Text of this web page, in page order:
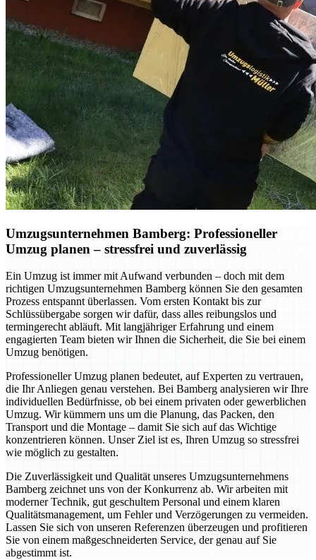
Umzugsunternehmen Bamberg: Professioneller
Umzug planen – stressfrei und zuverlässig
Ein Umzug ist immer mit Aufwand verbunden – doch mit dem
richtigen Umzugsunternehmen Bamberg können Sie den gesamten
Prozess entspannt überlassen. Vom ersten Kontakt bis zur
Schlüssübergabe sorgen wir dafür, dass alles reibungslos und
termingerecht abläuft. Mit langjähriger Erfahrung und einem
engagierten Team bieten wir Ihnen die Sicherheit, die Sie bei einem
Umzug benötigen.
Professioneller Umzug planen bedeutet, auf Experten zu vertrauen,
die Ihr Anliegen genau verstehen. Bei Bamberg analysieren wir Ihre
individuellen Bedürfnisse, ob bei einem privaten oder gewerblichen
Umzug. Wir kümmern uns um die Planung, das Packen, den
Transport und die Montage – damit Sie sich auf das Wichtige
konzentrieren können. Unser Ziel ist es, Ihren Umzug so stressfrei
wie möglich zu gestalten.
Die Zuverlässigkeit und Qualität unseres Umzugsunternehmens
Bamberg zeichnet uns von der Konkurrenz ab. Wir arbeiten mit
moderner Technik, gut geschultem Personal und einem klaren
Qualitätsmanagement, um Fehler und Verzögerungen zu vermeiden.
Lassen Sie sich von unseren Referenzen überzeugen und profitieren
Sie von einem maßgeschneiderten Service, der genau auf Sie
abgestimmt ist.